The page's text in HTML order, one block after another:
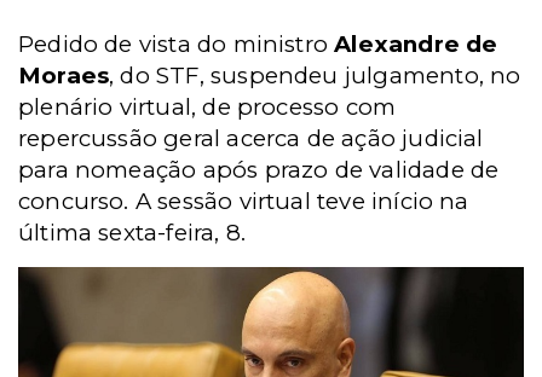
Pedido de vista do ministroAlexandre de
Moraes, do STF, suspendeu julgamento, no
plenário virtual, de processo com
repercussão geral acerca de ação judicial
para nomeação após prazo de validade de
concurso. A sessão virtual teve início na
última sexta-feira, 8.